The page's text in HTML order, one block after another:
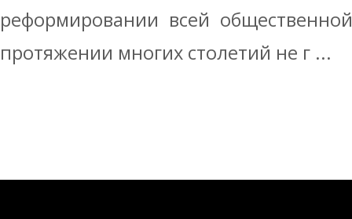
реформировании всей
протяжении многих столетий не г ...